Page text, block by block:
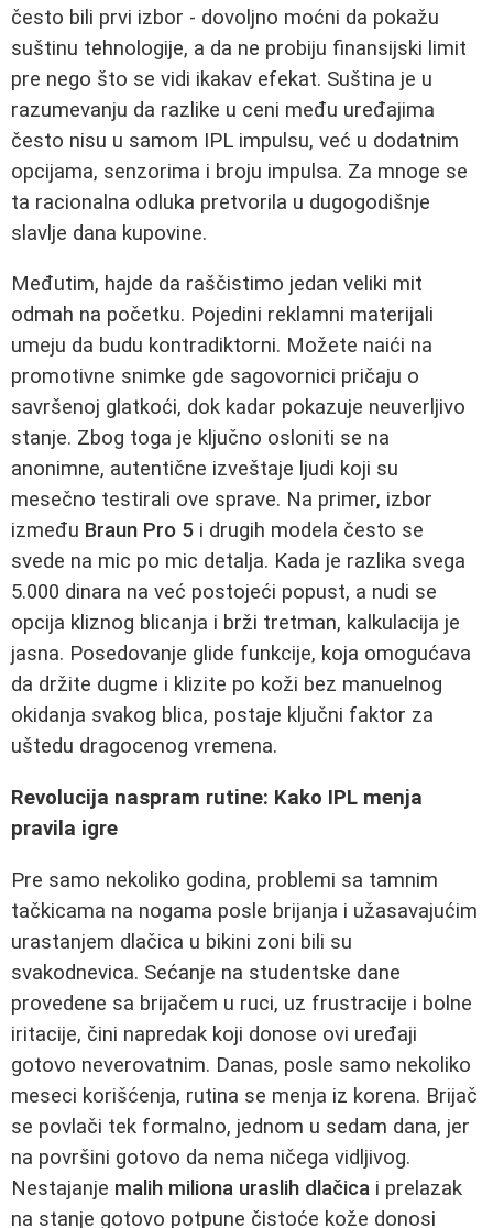
često bili prvi izbor - dovoljno moćni da pokažu
suštinu tehnologije, a da ne probiju finansijski limit
pre nego što se vidi ikakav efekat. Suština je u
razumevanju da razlike u ceni među uređajima
često nisu u samom IPL impulsu, već u dodatnim
opcijama, senzorima i broju impulsa. Za mnoge se
ta racionalna odluka pretvorila u dugogodišnje
slavlje dana kupovine.
Međutim, hajde da raščistimo jedan veliki mit
odmah na početku. Pojedini reklamni materijali
umeju da budu kontradiktorni. Možete naići na
promotivne snimke gde sagovornici pričaju o
savršenoj glatkoći, dok kadar pokazuje neuverljivo
stanje. Zbog toga je ključno osloniti se na
anonimne, autentične izveštaje ljudi koji su
mesečno testirali ove sprave. Na primer, izbor
između Braun Pro 5 i drugih modela često se
svede na mic po mic detalja. Kada je razlika svega
5.000 dinara na već postojeći popust, a nudi se
opcija kliznog blicanja i brži tretman, kalkulacija je
jasna. Posedovanje glide funkcije, koja omogućava
da držite dugme i klizite po koži bez manuelnog
okidanja svakog blica, postaje ključni faktor za
uštedu dragocenog vremena.
Revolucija naspram rutine: Kako IPL menja
pravila igre
Pre samo nekoliko godina, problemi sa tamnim
tačkicama na nogama posle brijanja i užasavajućim
urastanjem dlačica u bikini zoni bili su
svakodnevica. Sećanje na studentske dane
provedene sa brijačem u ruci, uz frustracije i bolne
iritacije, čini napredak koji donose ovi uređaji
gotovo neverovatnim. Danas, posle samo nekoliko
meseci korišćenja, rutina se menja iz korena. Brijač
se povlači tek formalno, jednom u sedam dana, jer
na površini gotovo da nema ničega vidljivog.
Nestajanje malih miliona uraslih dlačica i prelazak
na stanje gotovo potpune čistoće kože donosi